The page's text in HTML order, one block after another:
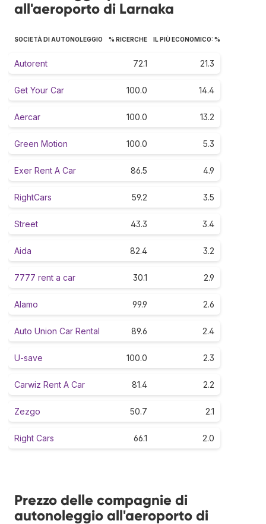
all'aeroporto di Larnaka
SOCIETÀ DI AUTONOLEGGIO % RICERCHE IL PIÙ ECONOMICO: %
Autorent 72.1 21.3
Get Your Car 100.0 14.4
Aercar 100.0 13.2
Green Motion 100.0 5.3
Exer Rent A Car 86.5 4.9
RightCars 59.2 3.5
Street 43.3 3.4
Aida 82.4 3.2
7777 rent a car 30.1 2.9
Alamo 99.9 2.6
Auto Union Car Rental 89.6 2.4
U-save 100.0 2.3
Carwiz Rent A Car 81.4 2.2
Zezgo 50.7 2.1
Right Cars 66.1 2.0
Prezzo delle compagnie di
autonoleggio all'aeroporto di